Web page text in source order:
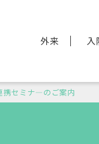
外来 入
セミナ―のご案内